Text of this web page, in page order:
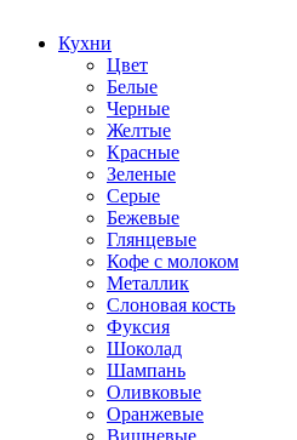
Кухни
Цвет
Белые
Черные
Желтые
Красные
Зеленые
Серые
Бежевые
Глянцевые
Кофе с молоком
Металлик
Слоновая кость
Фуксия
Шоколад
Шампань
Оливковые
Оранжевые
Вишневые